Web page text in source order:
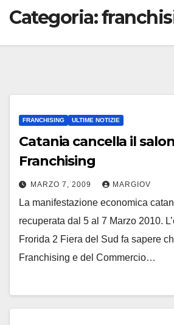
Categoria:
FRANCHISING ULTIME NOTIZIE
Catania cancella il
Franchising
MARZO 7, 2009 MARGIOV
La manifestazione economica
recuperata dal 5 al 7 Marzo 2010.
Frorida 2 Fiera del Sud fa sapere
Franchising e del Commercio…